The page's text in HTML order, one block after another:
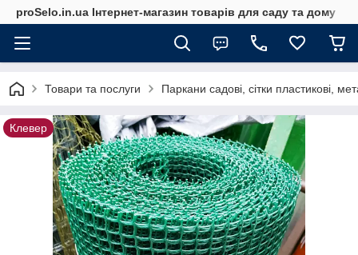
proSelo.in.ua Інтернет-магазин товарів для саду та дому
Товари та послуги Паркани садові, сітки пластикові,
Клевер